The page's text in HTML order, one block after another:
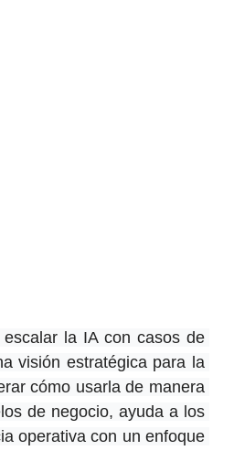
la IA con casos de
visión estratégica para la
cómo usarla de manera
de negocio, ayuda a los
operativa con un enfoque